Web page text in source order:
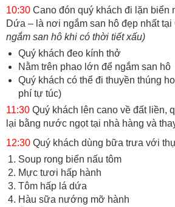
10:30 Cano đón quý khách đi lặn biển
Dứa – là nơi ngắm san hô đẹp nhất tại
ngắm san hô khi có thời tiết xấu)
Quý khách đeo kính thở
Nằm trên phao lớn để ngắm san hô
Quý khách có thể đi thuyền thúng
phí tự túc)
11:30 Quý khách lên cano về đất liền,
lại bằng nước ngọt tại nhà hàng và
12:30 Quý khách dùng bữa trưa với
Soup rong biển nấu tôm
Mực tươi hấp hành
Tôm hấp lá dứa
Hàu sữa nướng mỡ hành